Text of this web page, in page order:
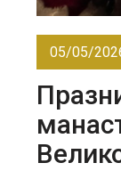
05/05/